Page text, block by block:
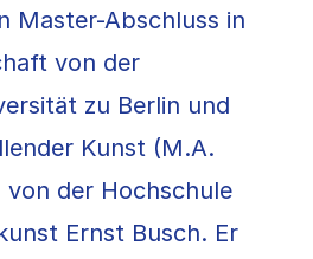
Master-Abschluss in
von der
zu Berlin und
Kunst (M.A.
von der Hochschule
Ernst Busch. Er